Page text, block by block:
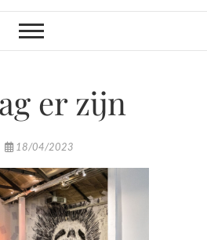
er zijn
18/04/2023